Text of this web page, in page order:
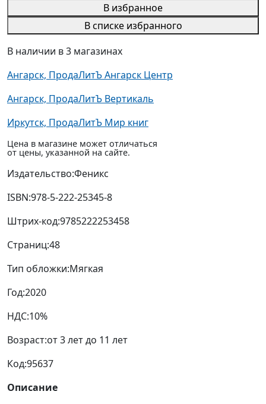
В избранное
В списке избранного
В наличии в 3 магазинах
Ангарск, ПродаЛитЪ Ангарск Центр
Ангарск, ПродаЛитЪ Вертикаль
Иркутск, ПродаЛитЪ Мир книг
Цена в магазине может отличаться
от цены, указанной на сайте.
Издательство:Феникс
ISBN:978-5-222-25345-8
Штрих-код:9785222253458
Страниц:48
Тип обложки:Мягкая
Год:2020
НДС:10%
Возраст:от 3 лет до 11 лет
Код:95637
Описание